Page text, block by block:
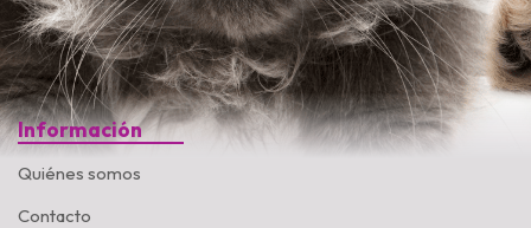
Información
Quiénes somos
Contacto